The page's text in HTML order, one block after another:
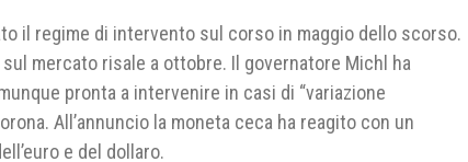
il regime di intervento sul corso in maggio dello scorso.
mercato risale a ottobre. Il governatore Michl ha
pronta a intervenire in casi di “variazione
All’annuncio la moneta ceca ha reagito con un
e del dollaro.